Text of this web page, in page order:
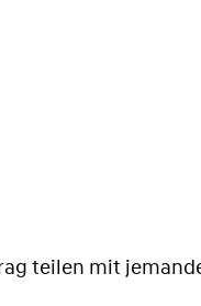
teilen mit